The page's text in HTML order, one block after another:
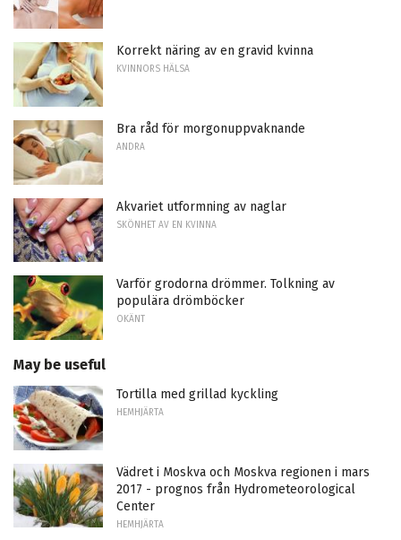
Korrekt näring av en gravid kvinna
KVINNORS HÄLSA
Bra råd för morgonuppvaknande
ANDRA
Akvariet utformning av naglar
SKÖNHET AV EN KVINNA
Varför grodorna drömmer. Tolkning av
populära drömböcker
OKÄNT
May be useful
Tortilla med grillad kyckling
HEMHJÄRTA
Vädret i Moskva och Moskva regionen i mars
2017 - prognos från Hydrometeorological
Center
HEMHJÄRTA